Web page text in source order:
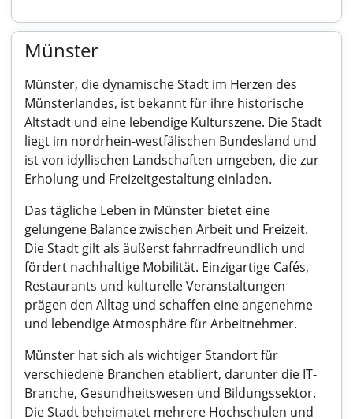
Münster
Münster, die dynamische Stadt im Herzen des
Münsterlandes, ist bekannt für ihre historische
Altstadt und eine lebendige Kulturszene. Die Stadt
liegt im nordrhein-westfälischen Bundesland und
ist von idyllischen Landschaften umgeben, die zur
Erholung und Freizeitgestaltung einladen.
Das tägliche Leben in Münster bietet eine
gelungene Balance zwischen Arbeit und Freizeit.
Die Stadt gilt als äußerst fahrradfreundlich und
fördert nachhaltige Mobilität. Einzigartige Cafés,
Restaurants und kulturelle Veranstaltungen
prägen den Alltag und schaffen eine angenehme
und lebendige Atmosphäre für Arbeitnehmer.
Münster hat sich als wichtiger Standort für
verschiedene Branchen etabliert, darunter die IT-
Branche, Gesundheitswesen und Bildungssektor.
Die Stadt beheimatet mehrere Hochschulen und